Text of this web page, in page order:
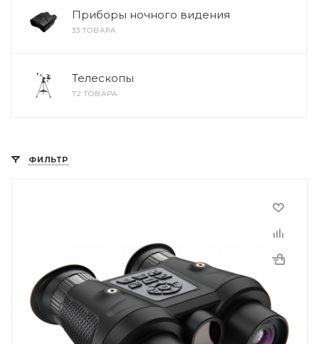
Приборы ночного видения
33 ТОВАРА
Телескопы
72 ТОВАРА
ФИЛЬТР